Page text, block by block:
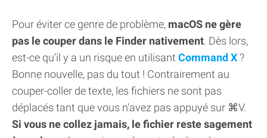
Pour éviter ce genre de problème, macOS ne gère
pas le couper dans le Finder nativement. Dès lors,
est-ce qu’il y a un risque en utilisant Command X?
Bonne nouvelle, pas du tout ! Contrairement au
couper-coller de texte, les fichiers ne sont pas
déplacés tant que vous n'avez pas appuyé sur ⌘V.
Si vous ne collez jamais, le fichier reste sagement